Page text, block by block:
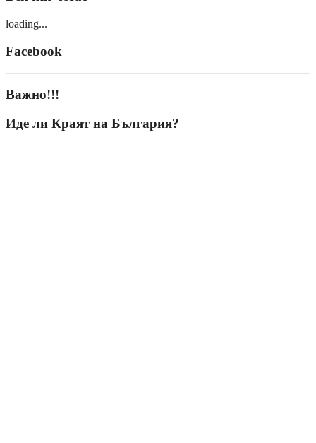
loading...
Facebook
Важно!!!
Иде ли Краят на България?